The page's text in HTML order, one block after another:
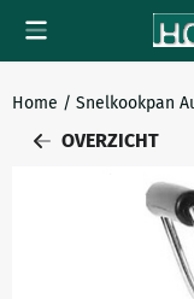
Cookievoorkeuren
Home / Snelkookpan
OVERZICHT